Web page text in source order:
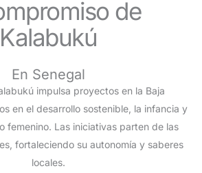
de
Kalabukú
En Senegal
impulsa proyectos en la Baja
en el desarrollo sostenible, la infancia y
femenino. Las iniciativas parten de las
fortaleciendo su autonomía y saberes
locales.